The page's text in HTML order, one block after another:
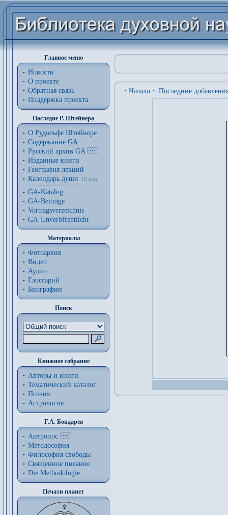
Главное меню
Новости
О проекте
Обратная связь
Поддержка проекта
Наследие Р. Штейнера
О Рудольфе Штейнере
Содержание GA
Русский архив GA
Изданные книги
География лекций
Календарь души
18 нед.
GA-Katalog
GA-Beiträge
Vortragsverzeichnis
GA-Unveröffentlicht
Материалы
Фотоархив
Видео
Аудио
Глоссарий
Биографии
Поиск
Книжное собрание
Авторы и книги
Тематический каталог
Поэзия
Астрология
Г.А. Бондарев
Антропос
Методософия
Философия cвободы
Священное писание
Die Methodologie...
Печати планет
· Начало · Последние